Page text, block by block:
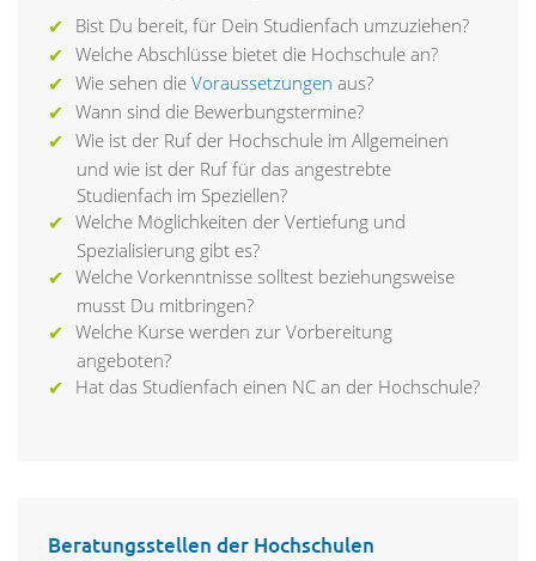
Bist Du bereit, für Dein Studienfach umzuziehen?
Welche Abschlüsse bietet die Hochschule an?
Wie sehen die Voraussetzungen aus?
Wann sind die Bewerbungstermine?
Wie ist der Ruf der Hochschule im Allgemeinen
und wie ist der Ruf für das angestrebte
Studienfach im Speziellen?
Welche Möglichkeiten der Vertiefung und
Spezialisierung gibt es?
Welche Vorkenntnisse solltest beziehungsweise
musst Du mitbringen?
Welche Kurse werden zur Vorbereitung
angeboten?
Hat das Studienfach einen NC an der Hochschule?
Beratungsstellen der Hochschulen